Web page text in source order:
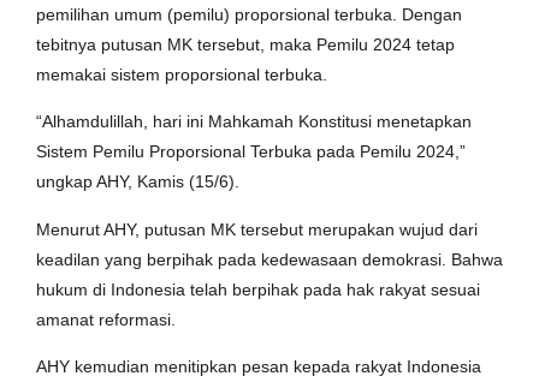
pemilihan umum (pemilu) proporsional terbuka. Dengan
tebitnya putusan MK tersebut, maka Pemilu 2024 tetap
memakai sistem proporsional terbuka.
“Alhamdulillah, hari ini Mahkamah Konstitusi menetapkan
Sistem Pemilu Proporsional Terbuka pada Pemilu 2024,”
ungkap AHY, Kamis (15/6).
Menurut AHY, putusan MK tersebut merupakan wujud dari
keadilan yang berpihak pada kedewasaan demokrasi. Bahwa
hukum di Indonesia telah berpihak pada hak rakyat sesuai
amanat reformasi.
AHY kemudian menitipkan pesan kepada rakyat Indonesia